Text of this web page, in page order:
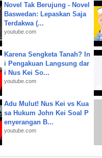
Novel Tak Berujung - Novel
Baswedan: Lepaskan Saja
Terdakwa (...
youtube.com
Karena Sengketa Tanah? In
i Pengakuan Langsung dar
i Nus Kei So...
youtube.com
Adu Mulut! Nus Kei vs Kua
sa Hukum John Kei Soal P
enyerangan B...
youtube.com